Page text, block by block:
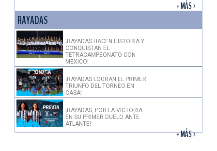
+ MÁS >
RAYADAS
¡RAYADAS HACEN HISTORIA Y
CONQUISTAN EL
TETRACAMPEONATO CON
MÉXICO!
¡RAYADAS LOGRAN EL PRIMER
TRIUNFO DEL TORNEO EN
CASA!
¡RAYADAS, POR LA VICTORIA
EN SU PRIMER DUELO ANTE
ATLANTE!
+ MÁS >